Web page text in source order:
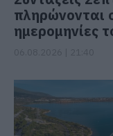
πληρώνονται
ημερομηνίες